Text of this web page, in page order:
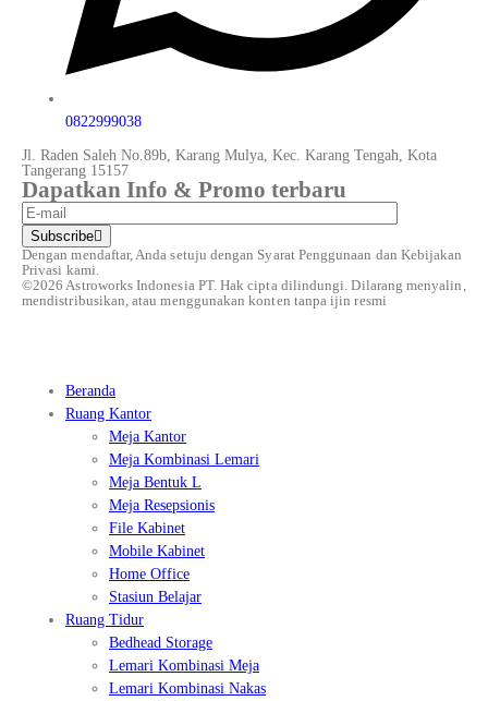
0822999038
Jl. Raden Saleh No.89b, Karang Mulya, Kec. Karang Tengah, Kota
Tangerang 15157
Dapatkan Info & Promo terbaru
Subscribe
Dengan mendaftar, Anda setuju dengan Syarat Penggunaan dan Kebijakan
Privasi kami.
©️2026 Astroworks Indonesia PT. Hak cipta dilindungi. Dilarang menyalin,
mendistribusikan, atau menggunakan konten tanpa ijin resmi
Beranda
Ruang Kantor
Meja Kantor
Meja Kombinasi Lemari
Meja Bentuk L
Meja Resepsionis
File Kabinet
Mobile Kabinet
Home Office
Stasiun Belajar
Ruang Tidur
Bedhead Storage
Lemari Kombinasi Meja
Lemari Kombinasi Nakas